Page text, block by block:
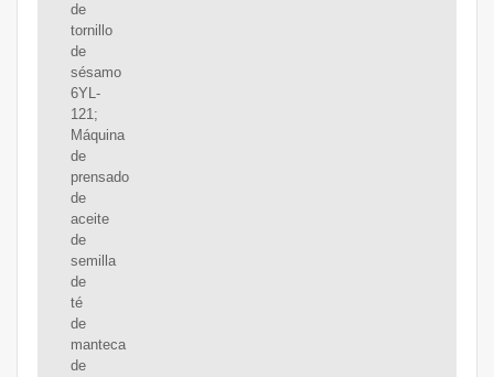
de
tornillo
de
sésamo
6YL-
121;
Máquina
de
prensado
de
aceite
de
semilla
de
té
de
manteca
de